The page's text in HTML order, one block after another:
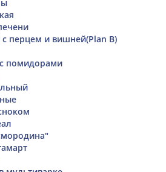
перцем и вишней(Plan B)
помидорами